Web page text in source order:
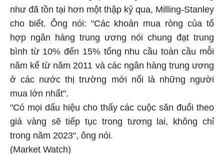
như đã tồn tại hơn một thập kỷ qua, Milling-Stanley
cho biết. Ông nói: "Các khoản mua ròng của tổ
hợp ngân hàng trung ương nói chung đạt trung
bình từ 10% đến 15% tổng nhu cầu toàn cầu mỗi
năm kể từ năm 2011 và các ngân hàng trung ương
ở các nước thị trường mới nổi là những người
mua lớn nhất".
"Có mọi dấu hiệu cho thấy các cuộc săn đuổi theo
giá vàng sẽ tiếp tục trong tương lai, không chỉ
trong năm 2023", ông nói.
(Market Watch)